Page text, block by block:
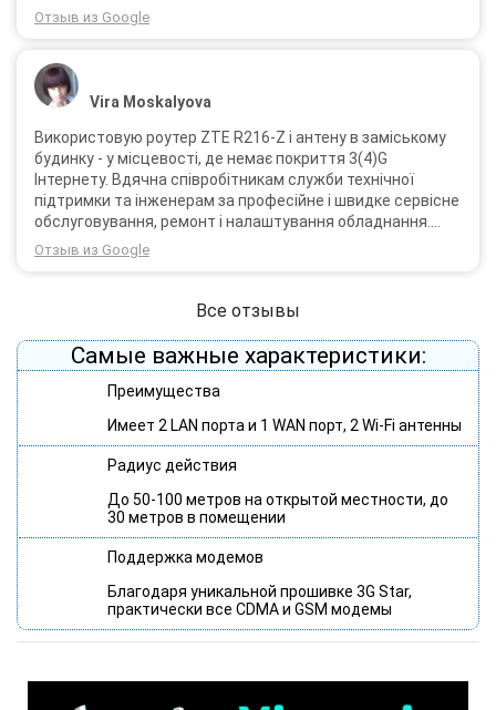
Отзыв из Google
Vira Moskalyova
Використовую роутер ZTE R216-Z і антену в заміському
будинку - у місцевості, де немає покриття 3(4)G
Інтернету. Вдячна співробітникам служби технічної
підтримки та інженерам за професійне і швидке сервісне
обслуговування, ремонт і налаштування обладнання.
Через 3 роки після покупки я не шкодую про прийняте
тоді рішення придбати обладнання в компанії 3G star
Отзыв из Google
Все отзывы
Самые важные характеристики:
Преимущества
Имеет 2 LAN порта и 1 WAN порт, 2 Wi-Fi антенны
Радиус действия
До 50-100 метров на открытой местности, до
30 метров в помещении
Поддержка модемов
Благодаря уникальной прошивке 3G Star,
практически все CDMA и GSM модемы